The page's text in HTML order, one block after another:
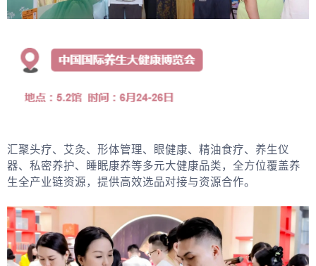
汇聚头疗、艾灸、形体管理、眼健康、精油食疗、养生仪
器、私密养护、睡眠康养等多元大健康品类，全方位覆盖养
生全产业链资源，提供高效选品对接与资源合作。